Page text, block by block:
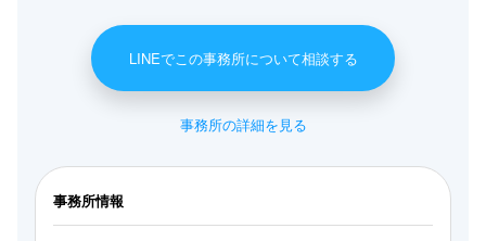
LINEでこの事務所について相談する
事務所の詳細を見る
事務所情報